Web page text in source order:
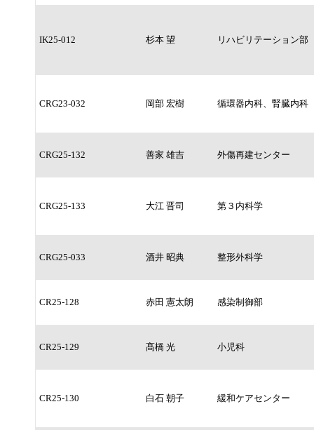
IK25-012 杉本 望 リハビリテーション部
CRG23-032 岡部 宏樹 循環器内科、腎臓内科
CRG25-132 善家 雄吉 外傷再建センター
CRG25-133 大江 晋司 第３内科学
CRG25-033 酒井 昭典 整形外科学
CR25-128 赤田 憲太朗 感染制御部
CR25-129 髙橋 光 小児科
CR25-130 白石 朝子 緩和ケアセンター